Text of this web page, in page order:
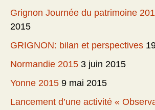
Grignon Journée du patrimoine
2015
GRIGNON: bilan et perspectives
Normandie 2015 3 juin 2015
Yonne 2015 9 mai 2015
Lancement d’une activité «